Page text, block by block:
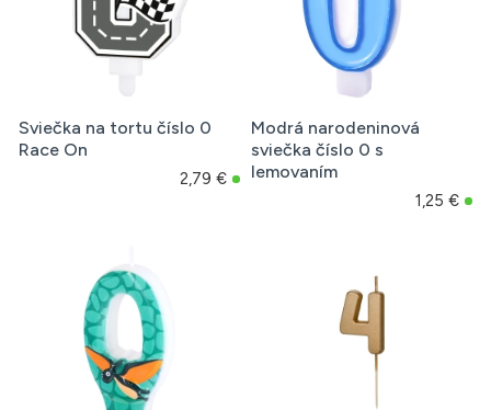
Sviečka na tortu číslo 0
Race On
2,79 €
Modrá narodeninová
sviečka číslo 0 s
lemovaním
1,25 €